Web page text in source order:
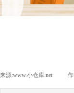
来源:www.小仓库.net